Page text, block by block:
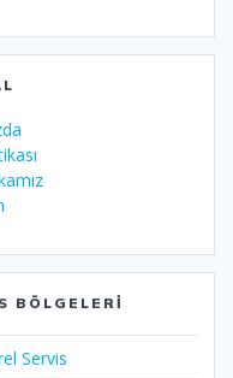
BÖLGELERI
Servis